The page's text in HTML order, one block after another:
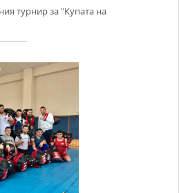
турнир за "Купата на